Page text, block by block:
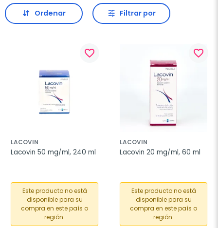
Ordenar Filtrar por
favorite_border
LACOVIN
Lacovin 50 mg/ml, 240 ml
Este producto no está
disponible para su
compra en este país o
región.
favorite_border
LACOVIN
Lacovin 20 mg/ml, 60 ml
Este producto no está
disponible para su
compra en este país o
región.